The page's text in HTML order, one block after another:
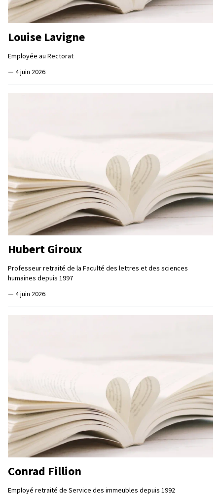
Louise Lavigne
Employée au Rectorat
— 4 juin 2026
Hubert Giroux
Professeur retraité de la Faculté des lettres et des sciences
humaines depuis 1997
— 4 juin 2026
Conrad Fillion
Employé retraité de Service des immeubles depuis 1992